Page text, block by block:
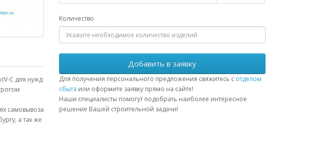
С для нужд
самовывоза
а так же
Количество
Добавить в заявку
Для получения персонального предложения свяжитесь с отделом
сбыта или оформите заявку прямо на сайте!
Наши специалисты помогут подобрать наиболее интересное
решение Вашей строительной задачи!